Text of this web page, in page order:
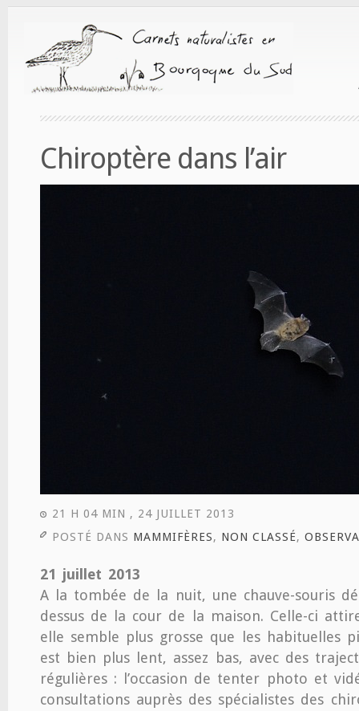
Chiroptère dans l’air
21 H 04 MIN , 24 JUILLET 2013
POSTÉ DANS MAMMIFÈRES, NON CLASSÉ,
21 juillet 2013
A la tombée de la nuit, une chauve-souris
dessus de la cour de la maison. Celle-ci
elle semble plus grosse que les habituelles
est bien plus lent, assez bas, avec des
régulières : l’occasion de tenter photo et
consultations auprès des spécialistes des